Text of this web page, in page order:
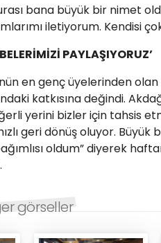
bana büyük bir nimet
iletiyorum. Kendisi
PAYLAŞIYORUZ’
en genç üyelerinden
katkısına değindi.
yerini bizler için tahsis
geri dönüş oluyor. Büyük
oldum” diyerek
görseller